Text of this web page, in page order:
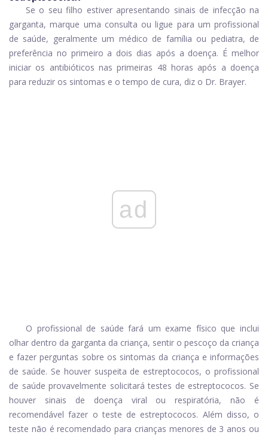
Se o seu filho estiver apresentando sinais de infecção na
garganta, marque uma consulta ou ligue para um profissional
de saúde, geralmente um médico de família ou pediatra, de
preferência no primeiro a dois dias após a doença. É melhor
iniciar os antibióticos nas primeiras 48 horas após a doença
para reduzir os sintomas e o tempo de cura, diz o Dr. Brayer.
ad
O profissional de saúde fará um exame físico que inclui
olhar dentro da garganta da criança, sentir o pescoço da criança
e fazer perguntas sobre os sintomas da criança e informações
de saúde. Se houver suspeita de estreptococos, o profissional
de saúde provavelmente solicitará testes de estreptococos. Se
houver sinais de doença viral ou respiratória, não é
recomendável fazer o teste de estreptococos. Além disso, o
teste não é recomendado para crianças menores de 3 anos ou